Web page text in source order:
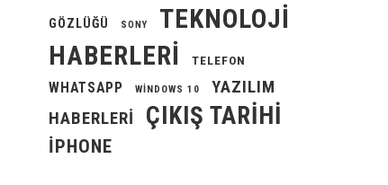
GÖZLÜĞÜ SONY
TEKNOLOJI
HABERLERI
TELEFON
WHATSAPP WINDOWS 10
YAZILIM
HABERLERI
ÇIKIŞ TARIHI
İPHONE